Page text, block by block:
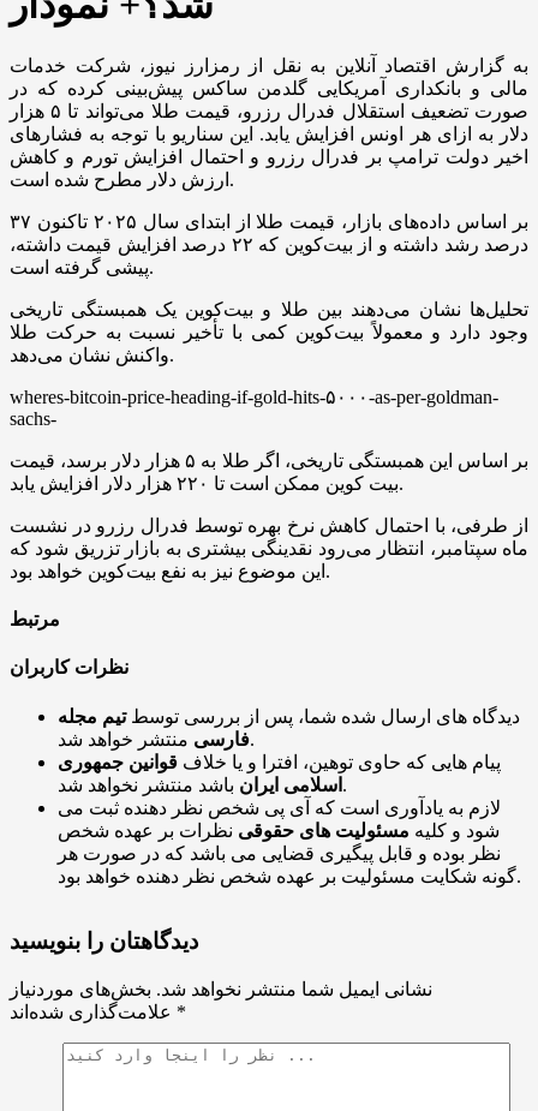
به گزارش اقتصاد آنلاین به نقل از رمزارز نیوز، شرکت خدمات
مالی و بانکداری آمریکایی گلدمن ساکس پیش‌بینی کرده که در
صورت تضعیف استقلال فدرال رزرو، قیمت طلا می‌تواند تا ۵ هزار
دلار به ازای هر اونس افزایش یابد. این سناریو با توجه به فشار‌های
اخیر دولت ترامپ بر فدرال رزرو و احتمال افزایش تورم و کاهش
ارزش دلار مطرح شده است.
بر اساس داده‌های بازار، قیمت طلا از ابتدای سال ۲۰۲۵ تاکنون ۳۷
درصد رشد داشته و از بیت‌کوین که ۲۲ درصد افزایش قیمت داشته،
پیشی گرفته است.
تحلیل‌ها نشان می‌دهند بین طلا و بیت‌کوین یک همبستگی تاریخی
وجود دارد و معمولاً بیت‌کوین کمی با تأخیر نسبت به حرکت طلا
واکنش نشان می‌دهد.
wheres-bitcoin-price-heading-if-gold-hits-۵۰۰۰-as-per-goldman-
sachs-
بر اساس این همبستگی تاریخی، اگر طلا به ۵ هزار دلار برسد، قیمت
بیت کوین ممکن است تا ۲۲۰ هزار دلار افزایش یابد.
از طرفی، با احتمال کاهش نرخ بهره توسط فدرال رزرو در نشست
ماه سپتامبر، انتظار می‌رود نقدینگی بیشتری به بازار تزریق شود که
این موضوع نیز به نفع بیت‌کوین خواهد بود.
مرتبط
نظرات کاربران
دیدگاه های ارسال شده شما، پس از بررسی توسطتیم مجله
فارسیمنتشر خواهد شد.
پیام هایی که حاوی توهین، افترا و یا خلاف قوانین جمهوری
اسلامی ایران باشد منتشر نخواهد شد.
لازم به یادآوری است که آی پی شخص نظر دهنده ثبت می
شود و کلیه مسئولیت های حقوقی نظرات بر عهده شخص
نظر بوده و قابل پیگیری قضایی می باشد که در صورت هر
گونه شکایت مسئولیت بر عهده شخص نظر دهنده خواهد بود.
دیدگاهتان را بنویسید
نشانی ایمیل شما منتشر نخواهد شد. بخش‌های موردنیاز
*